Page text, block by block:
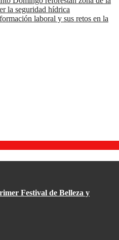
la seguridad hídrica
laboral y sus retos en la
Festival de Belleza y